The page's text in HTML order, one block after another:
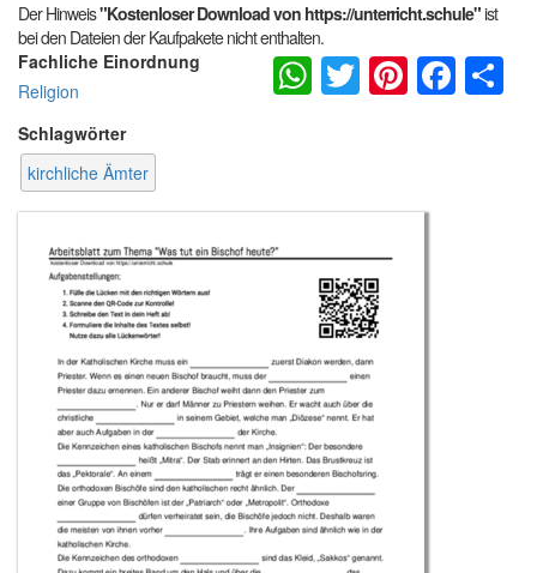
Der Hinweis"Kostenloser Download von https://unterricht.schule"ist
bei den Dateien der Kaufpakete nicht enthalten.
Fachliche Einordnung
Religion
Schlagwörter
kirchliche Ämter
WhatsApp
Twitter